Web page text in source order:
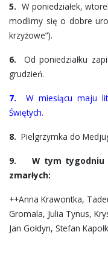
5. W poniedziałek,
modlimy się o dobre
krzyżowe”).
6. Od poniedziałku
grudzień.
7. W miesiącu maju
Świętych.
8. Pielgrzymka do
9. W tym tygodniu
zmarłych:
++Anna Krawontka,
Gromala, Julia Tynus,
Jan Gołdyn, Stefan